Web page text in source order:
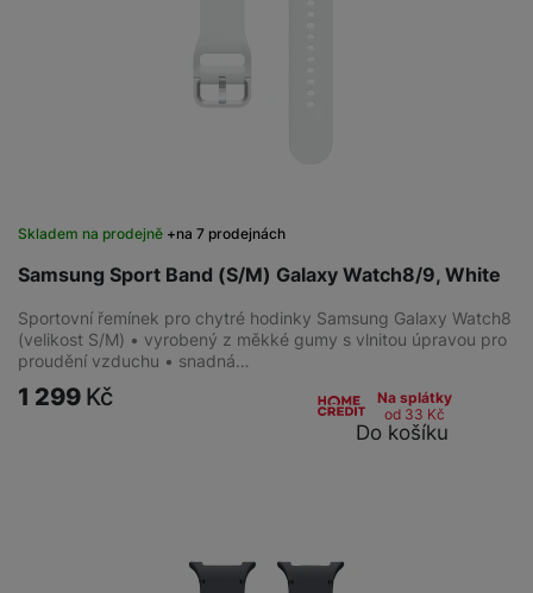
Samsung Sport Band (S/M) Galaxy Watch8/9, White
Skladem na prodejně na 7 prodejnách
Sportovní řemínek pro chytré hodinky Samsung Galaxy Watch8
(velikost S/M) • vyrobený z měkké gumy s vlnitou úpravou pro
proudění vzduchu • snadná…
1 299 Kč
Na splátky
od 33 Kč
Do košíku